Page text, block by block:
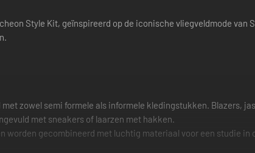
Style Kit, geïnspireerd op de iconische vliegveldmode
zowel semi formele als informele kledingstukken. Blazers,
met sneakers of laarzen met hakken.
worden gecombineerd met luchtig materiaal voor een studie